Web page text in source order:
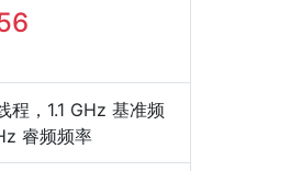
程，1.1 GHz 基准频
睿频频率